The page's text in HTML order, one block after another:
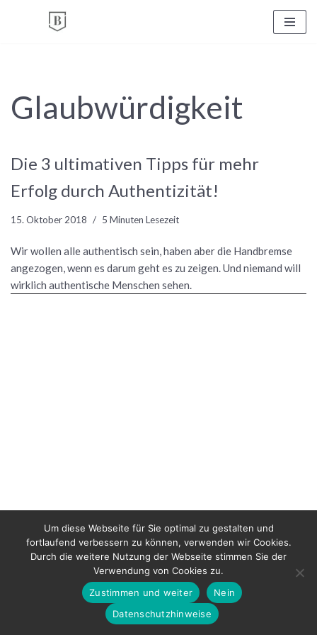
Glaubwürdigkeit
Die 3 ultimativen Tipps für mehr
Erfolg durch Authentizität!
15. Oktober 2018 5 Minuten Lesezeit
Wir wollen alle authentisch sein, haben aber die Handbremse
angezogen, wenn es darum geht es zu zeigen. Und niemand will
wirklich authentische Menschen sehen.
Bertold Raschkowski 2026
Impressum
Um diese Webseite für Sie optimal zu gestalten und
fortlaufend verbessern zu können, verwenden wir Cookies.
Durch die weitere Nutzung der Webseite stimmen Sie der
Verwendung von Cookies zu.
Zustimmen und weiter
Nein
Datenschutzhinweise